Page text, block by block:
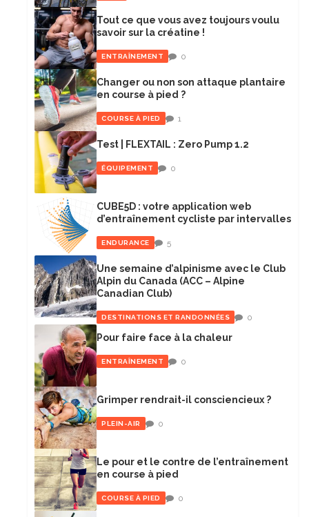
Tout ce que vous avez toujours voulu
savoir sur la créatine !
ENTRAÎNEMENT 0
Changer ou non son attaque plantaire
en course à pied ?
COURSE À PIED 1
Test | FLEXTAIL : Zero Pump 1.2
ÉQUIPEMENT 0
CUBE5D : votre application web
d’entraînement cycliste par intervalles
ENDURANCE 5
Une semaine d’alpinisme avec le Club
Alpin du Canada (ACC – Alpine
Canadian Club)
DESTINATIONS ET RANDONNÉES 0
Pour faire face à la chaleur
ENTRAÎNEMENT 0
Grimper rendrait-il consciencieux ?
PLEIN-AIR 0
Le pour et le contre de l’entraînement
en course à pied
COURSE À PIED 0